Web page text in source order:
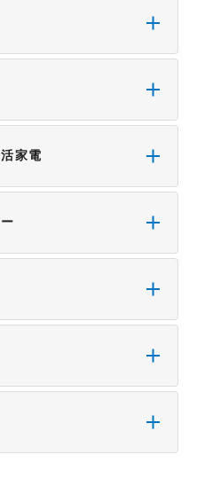
たこと、またはご利用に
じる一切の損害。
止、本サービスの変更ま
うこと。また、それによ
家電